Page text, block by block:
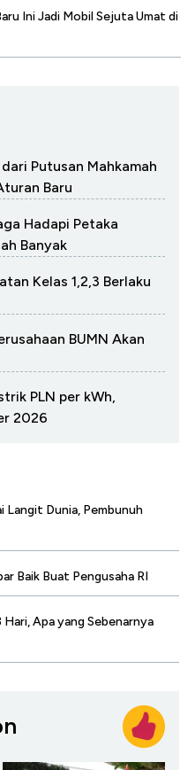
Ini Jadi Mobil Sejuta Umat di
Putusan Mahkamah
Baru
Hadapi Petaka
Banyak
Kelas 1,2,3 Berlaku
BUMN Akan
PLN per kWh,
2026
Langit Dunia, Pembunuh
Baik Buat Pengusaha RI
Apa yang Sebenarnya